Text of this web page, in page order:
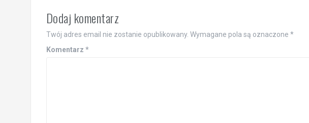
Dodaj komentarz
Twój adres email nie zostanie opublikowany. Wymagane pola są oznaczone *
Komentarz *